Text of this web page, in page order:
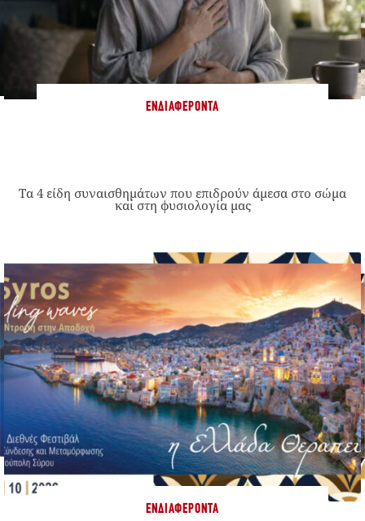
ΕΝΔΙΑΦΈΡΟΝΤΑ
Τα 4 είδη συναισθημάτων που επιδρούν άμεσα στο σώμα
και στη φυσιολογία μας
ΕΝΔΙΑΦΈΡΟΝΤΑ